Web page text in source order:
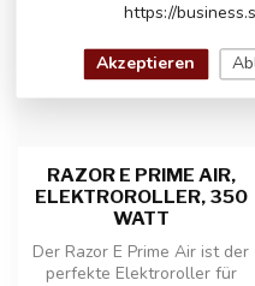
RAZOR E PRIME AIR,
ELEKTROROLLER, 350
WATT
Der Razor E Prime Air ist der
perfekte Elektroroller für
https://
Akzeptieren